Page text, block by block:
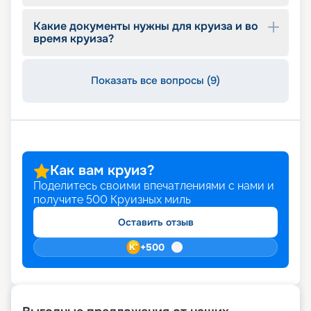
Какие документы нужны для круиза и во
время круиза?
Показать все вопросы (9)
Как вам круиз?
Поделитесь своими впечатлениями с нами и
получите 500 Круизных миль
Оставить отзыв
+500